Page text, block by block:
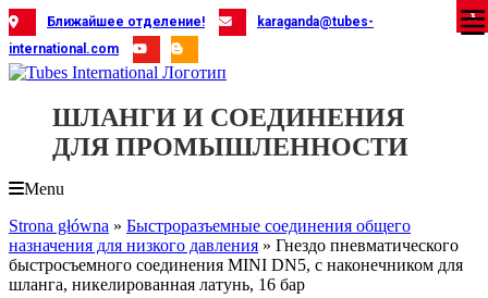
Skip
to
content
Ближайшее отделение!
karaganda@tubes-
international.com
ШЛАНГИ И СОЕДИНЕНИЯ
ДЛЯ ПРОМЫШЛЕННОСТИ
Menu
Strona główna » Быстроразъемные соединения общего
назначения для низкого давления » Гнездо пневматического
быстросъемного соединения MINI DN5, с наконечником для
шланга, никелированная латунь, 16 бар
X
X
X
X
X
X
X
X
X
X
X
X
X
X
X
X
X
X
X